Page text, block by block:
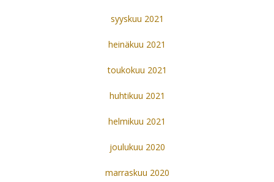
syyskuu 2021
heinäkuu 2021
toukokuu 2021
huhtikuu 2021
helmikuu 2021
joulukuu 2020
marraskuu 2020